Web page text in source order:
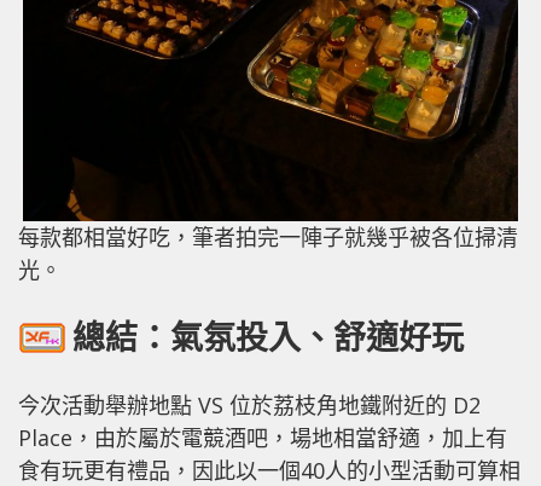
每款都相當好吃，筆者拍完一陣子就幾乎被各位掃清
光。
總結：氣氛投入、舒適好玩
今次活動舉辦地點 VS 位於荔枝角地鐵附近的 D2
Place，由於屬於電競酒吧，場地相當舒適，加上有
食有玩更有禮品，因此以一個40人的小型活動可算相